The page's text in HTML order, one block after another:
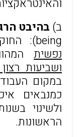
ב) בהיבט
being): החוקרים בחנו דגש על
נפשית
ושביעות רצון
במקום
כמנבאים
ולשינוי
הראשונות.